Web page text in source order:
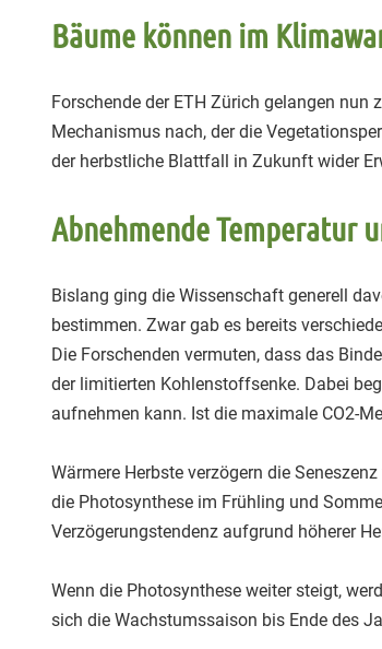
Bäume können im
Forschende der ETH Zürich gelangen
Mechanismus nach, der die
der herbstliche Blattfall in Zukunft wider
Abnehmende Temperatur
Bislang ging die Wissenschaft generell
bestimmen. Zwar gab es bereits
Die Forschenden vermuten, dass das
der limitierten Kohlenstoffsenke. Dabei
aufnehmen kann. Ist die maximale CO2-
Wärmere Herbste verzögern die
die Photosynthese im Frühling und
Verzögerungstendenz aufgrund höherer
Wenn die Photosynthese weiter steigt,
sich die Wachstumssaison bis Ende des